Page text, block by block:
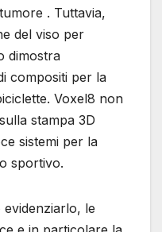
. Tuttavia,
del viso per
dimostra
compositi per la
Voxel8 non
stampa 3D
sistemi per la
sportivo.
le